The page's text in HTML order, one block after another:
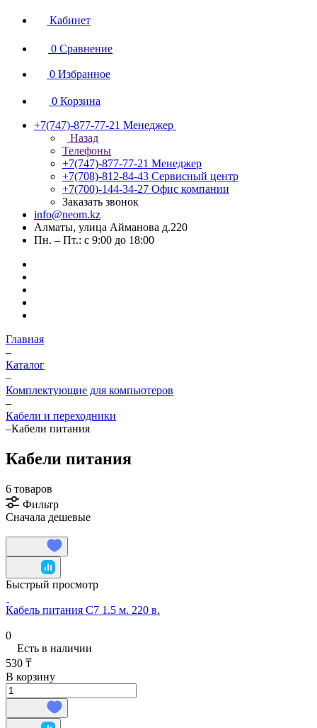
Кабинет
0 Сравнение
0 Избранное
0 Корзина
+7(747)-877-77-21 Менеджер
Назад
Телефоны
+7(747)-877-77-21 Менеджер
+7(708)-812-84-43 Сервисный центр
+7(700)-144-34-27 Офис компании
Заказать звонок
info@neom.kz
Алматы, улица Айманова д.220
Пн. – Пт.: с 9:00 до 18:00
Главная
–
Каталог
–
Комплектующие для компьютеров
–
Кабели и переходники
–Кабели питания
Кабели питания
6 товаров
Фильтр
Сначала дешевые
Быстрый просмотр
Кабель питания С7 1.5 м. 220 в.
0
Есть в наличии
530 ₸
В корзину